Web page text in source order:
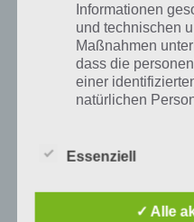
Informationen
und technischen
Maßnahmen
dass die
einer
natürlichen
g) Verantwortlicher
Verantwortlicher
Essenziell
✓ Alle